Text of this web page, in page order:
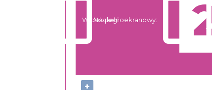
+
Widok pełnoekranowy:
Noclegi